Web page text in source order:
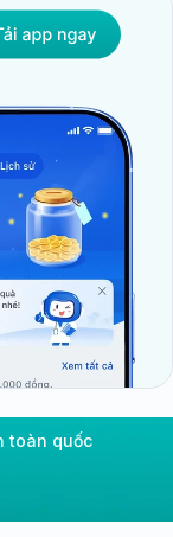
toàn quốc